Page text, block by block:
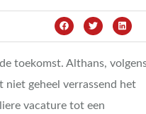
toekomst. Althans,
niet geheel verrassend het
vacature tot een